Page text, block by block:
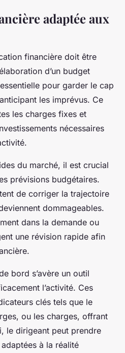
adaptée aux
financière doit être
d’un budget
pour garder le cap
les imprévus. Ce
les charges fixes et
nécessaires
du marché, il est crucial
prévisions budgétaires.
de corriger la trajectoire
dommageables.
dans la demande ou
une révision rapide afin
bord s’avère un outil
l’activité. Ces
clés tels que le
ou les charges, offrant
le dirigeant peut prendre
à la réalité